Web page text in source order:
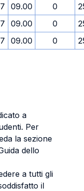
09.00 0
09.00 0
09.00 0
a
Per
la sezione
dello
a tutti gli
il